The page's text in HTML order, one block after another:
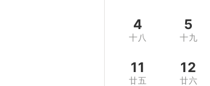
4
十八
5
十九
11
廿五
12
廿六